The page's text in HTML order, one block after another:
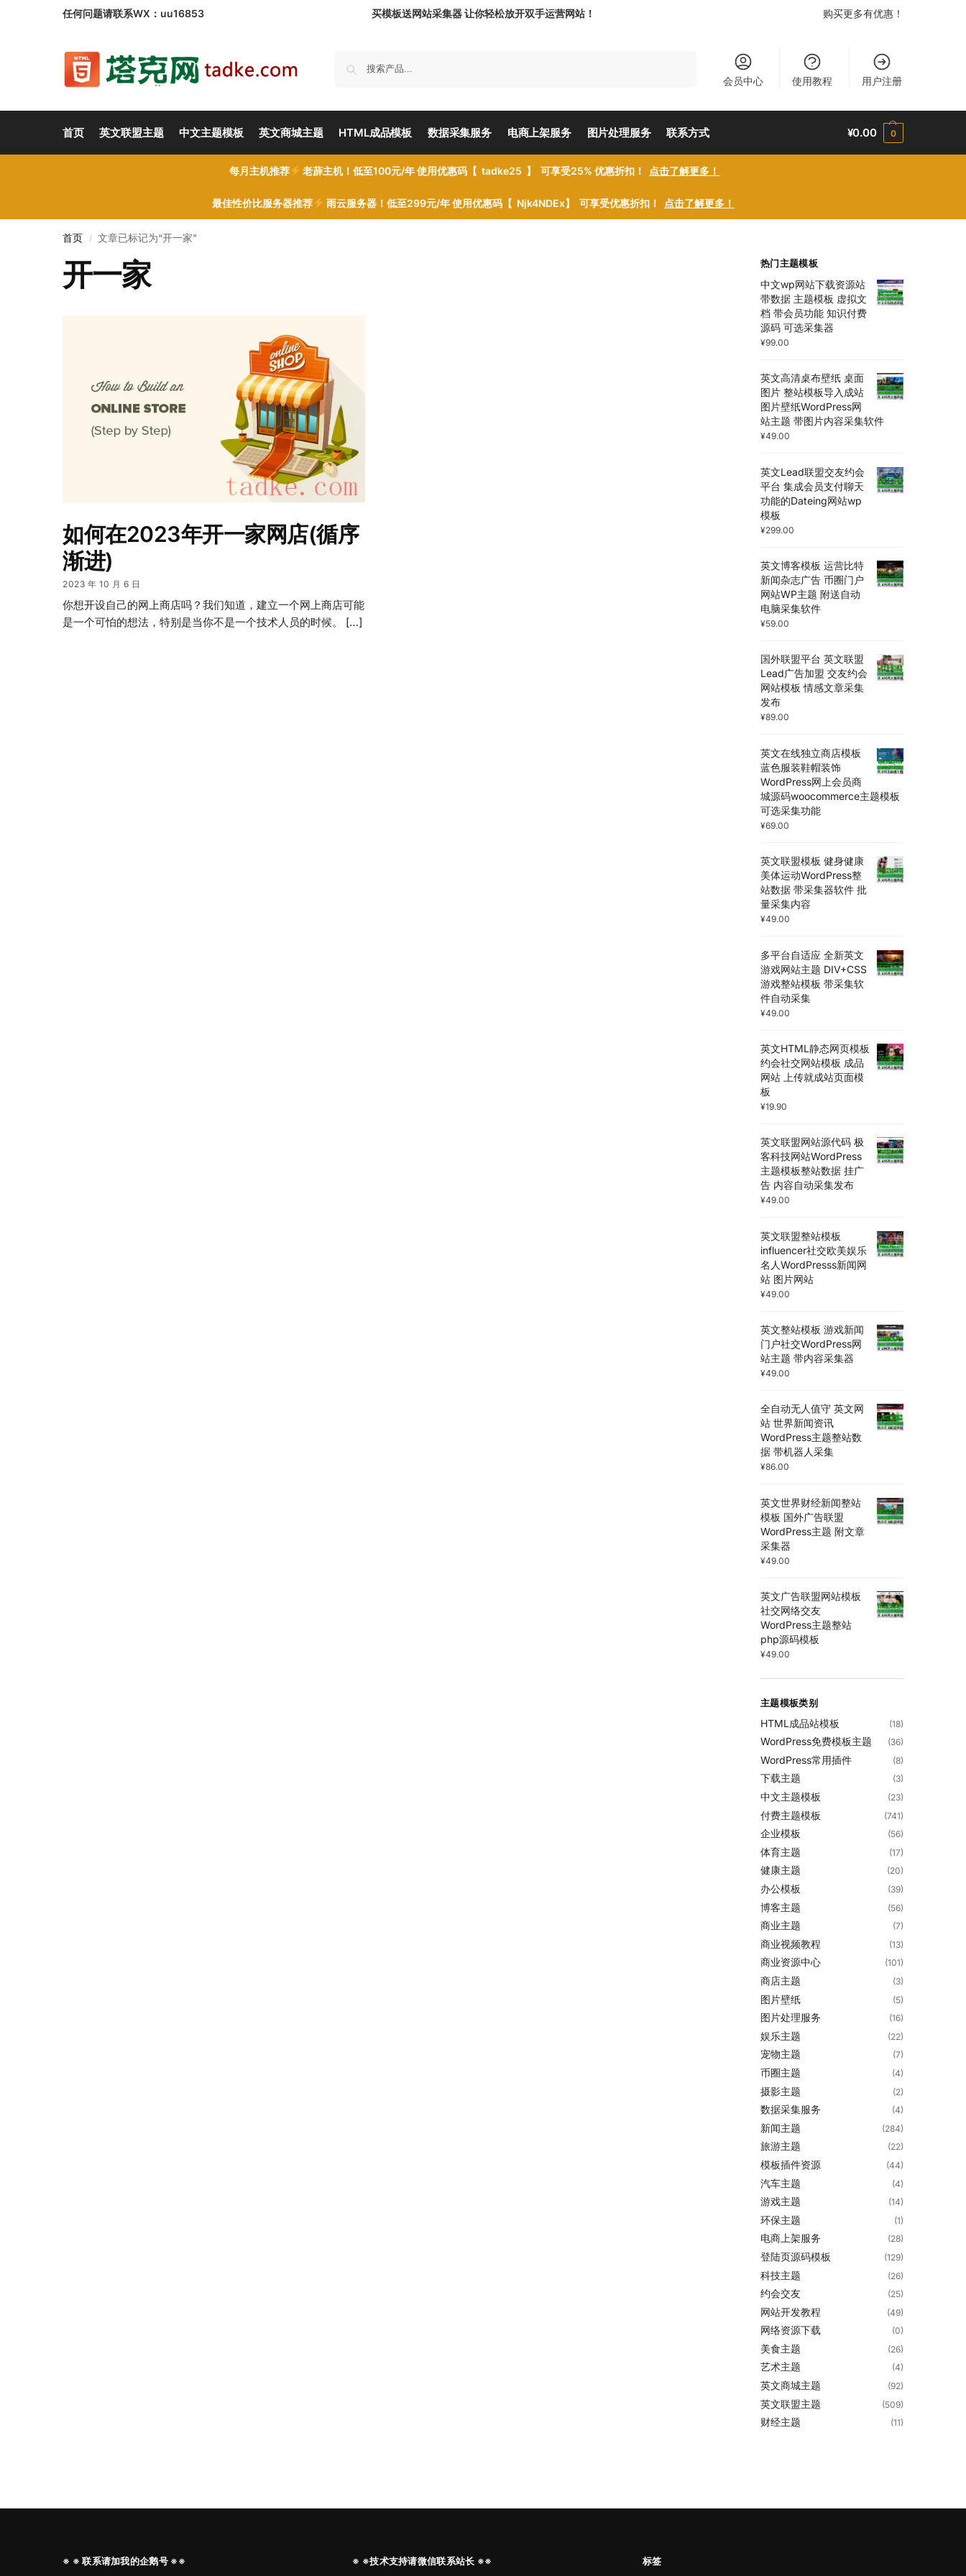
任何问题请联系WX：uu16853 买模板送网站采集器 让你轻松放开双手运营网站！ 购买更多有优惠！
会员中心 使用教程 用户注册
首页 英文联盟主题 中文主题模板 英文商城主题 HTML成品模板 数据采集服务 电商上架服务 图片处理服务 联系方式 ¥0.00 0
每月主机推荐 老薜主机！低至100元/年 使用优惠码【 tadke25 】 可享受25% 优惠折扣！ 点击了解更多！
最佳性价比服务器推荐 雨云服务器！低至299元/年 使用优惠码【 Njk4NDEx】 可享受优惠折扣！ 点击了解更多！
首页 / 文章已标记为“开一家”
开一家
如何在2023年开一家网店(循序
渐进)
2023 年 10 月 6 日
你想开设自己的网上商店吗？我们知道，建立一个网上商店可能
是一个可怕的想法，特别是当你不是一个技术人员的时候。 […]
热门主题模板
中文wp网站下载资源站
带数据 主题模板 虚拟文
档 带会员功能 知识付费
源码 可选采集器
¥99.00
英文高清桌布壁纸 桌面
图片 整站模板导入成站
图片壁纸WordPress网
站主题 带图片内容采集软件
¥49.00
英文Lead联盟交友约会
平台 集成会员支付聊天
功能的Dateing网站wp
模板
¥299.00
英文博客模板 运营比特
新闻杂志广告 币圈门户
网站WP主题 附送自动
电脑采集软件
¥59.00
国外联盟平台 英文联盟
Lead广告加盟 交友约会
网站模板 情感文章采集
发布
¥89.00
英文在线独立商店模板
蓝色服装鞋帽装饰
WordPress网上会员商
城源码woocommerce主题模板
可选采集功能
¥69.00
英文联盟模板 健身健康
美体运动WordPress整
站数据 带采集器软件 批
量采集内容
¥49.00
多平台自适应 全新英文
游戏网站主题 DIV+CSS
游戏整站模板 带采集软
件自动采集
¥49.00
英文HTML静态网页模板
约会社交网站模板 成品
网站 上传就成站页面模
板
¥19.90
英文联盟网站源代码 极
客科技网站WordPress
主题模板整站数据 挂广
告 内容自动采集发布
¥49.00
英文联盟整站模板
influencer社交欧美娱乐
名人WordPresss新闻网
站 图片网站
¥49.00
英文整站模板 游戏新闻
门户社交WordPress网
站主题 带内容采集器
¥49.00
全自动无人值守 英文网
站 世界新闻资讯
WordPress主题整站数
据 带机器人采集
¥86.00
英文世界财经新闻整站
模板 国外广告联盟
WordPress主题 附文章
采集器
¥49.00
英文广告联盟网站模板
社交网络交友
WordPress主题整站
php源码模板
¥49.00
主题模板类别
HTML成品站模板 (18)
WordPress免费模板主题 (36)
WordPress常用插件 (8)
下载主题 (3)
中文主题模板 (23)
付费主题模板 (741)
企业模板 (56)
体育主题 (17)
健康主题 (20)
办公模板 (39)
博客主题 (56)
商业主题 (7)
商业视频教程 (13)
商业资源中心 (101)
商店主题 (3)
图片壁纸 (5)
图片处理服务 (16)
娱乐主题 (22)
宠物主题 (7)
币圈主题 (4)
摄影主题 (2)
数据采集服务 (4)
新闻主题 (284)
旅游主题 (22)
模板插件资源 (44)
汽车主题 (4)
游戏主题 (14)
环保主题 (1)
电商上架服务 (28)
登陆页源码模板 (129)
科技主题 (26)
约会交友 (25)
网站开发教程 (49)
网络资源下载 (0)
美食主题 (26)
艺术主题 (4)
英文商城主题 (92)
英文联盟主题 (509)
财经主题 (11)
※ ※ 联系请加我的企鹅号 ※※ ※ ※技术支持请微信联系站长 ※※ 标签